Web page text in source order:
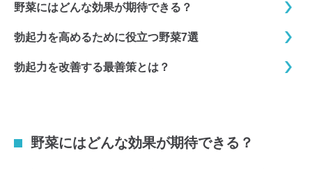
野菜にはどんな効果が期待できる？
勃起力を高めるために役立つ野菜7選
勃起力を改善する最善策とは？
野菜にはどんな効果が期待できる？